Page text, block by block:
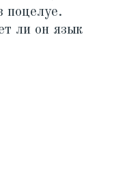
поцелуе.
ли он язык